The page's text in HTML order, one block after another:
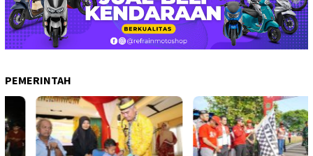
PEMERINTAH